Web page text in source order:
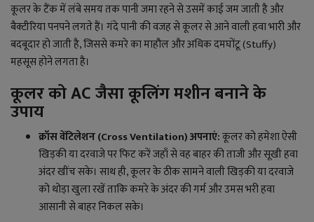
कूलर के टैंक में लंबे समय तक पानी जमा रहने से उसमें काई जम जाती है और
बैक्टीरिया पनपने लगते हैं। गंदे पानी की वजह से कूलर से आने वाली हवा भारी और
बदबूदार हो जाती है, जिससे कमरे का माहौल और अधिक दमघोंटू (Stuffy)
महसूस होने लगता है।
कूलर को AC जैसा कूलिंग मशीन बनाने के
उपाय
क्रॉस वेंटिलेशन (Cross Ventilation) अपनाएं:कूलर को हमेशा ऐसी
खिड़की या दरवाजे पर फिट करें जहाँ से वह बाहर की ताजी और सूखी हवा
अंदर खींच सके। साथ ही, कूलर के ठीक सामने वाली खिड़की या दरवाजे
को थोड़ा खुला रखें ताकि कमरे के अंदर की गर्म और उमस भरी हवा
आसानी से बाहर निकल सके।